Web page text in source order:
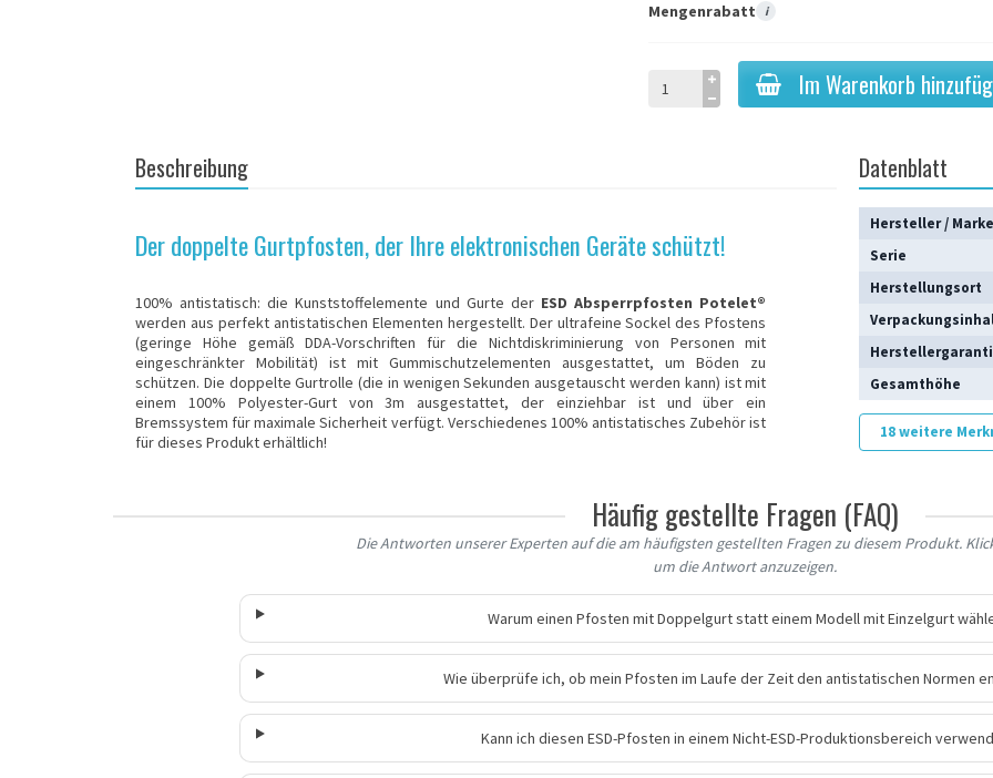
Mengenrabatt i
Im Warenkorb
Beschreibung
Der doppelte Gurtpfosten, der Ihre elektronischen Geräte schützt!
100% antistatisch: die Kunststoffelemente und Gurte der ESDAbsperrpfosten Potelet®
werden aus perfekt antistatischen Elementen hergestellt. Der ultrafeine Sockel des Pfostens
(geringe Höhe gemäß DDA-Vorschriften für die Nichtdiskriminierung von Personen mit
eingeschränkter Mobilität) ist mit Gummischutzelementen ausgestattet, um Böden zu
schützen. Die doppelte Gurtrolle (die in wenigen Sekunden ausgetauscht werden kann) ist mit
einem 100% Polyester-Gurt von 3m ausgestattet, der einziehbar ist und über ein
Bremssystem für maximale Sicherheit verfügt. Verschiedenes 100% antistatisches Zubehör ist
für dieses Produkt erhältlich!
Datenblatt
Hersteller /
Serie
Herstellungsort
Gesamthöhe
18 weitere
Häufig gestellte Fragen (FAQ)
Die Antworten unserer Experten auf die am häufigsten gestellten Fragen zu diesem Produkt.
um die Antwort anzuzeigen.
Warum einen Pfosten mit Doppelgurt statt einem Modell mit Einzelgurt
Wie überprüfe ich, ob mein Pfosten im Laufe der Zeit den antistatischen Normen
Kann ich diesen ESD-Pfosten in einem Nicht-ESD-Produktionsbereich